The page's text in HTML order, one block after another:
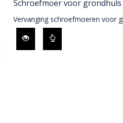
Schroefmoer voor grondhuls
Vervanging schroefmoeren voor